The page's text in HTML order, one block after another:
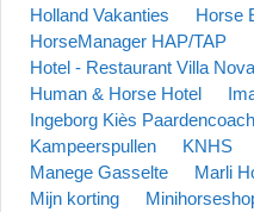
Holland Vakanties
Horse
HorseManager HAP/TAP
Hotel - Restaurant Villa
Human & Horse Hotel
Ingeborg Kiès Paardencoach
Kampeerspullen
KNHS
Manege Gasselte
Marli
Mijn korting